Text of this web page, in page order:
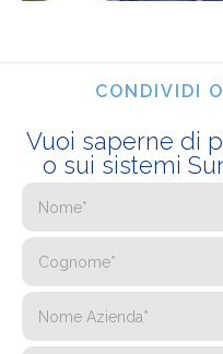
CONDIVIDI
Vuoi saperne di
o sui sistemi